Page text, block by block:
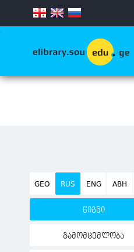
.
GEO RUS ENG ABH
წიგნი
გამომცემლობა